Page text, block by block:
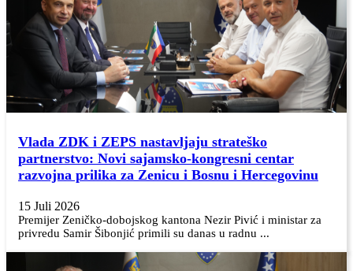
Vlada ZDK i ZEPS nastavljaju strateško
partnerstvo: Novi sajamsko-kongresni centar
razvojna prilika za Zenicu i Bosnu i Hercegovinu
15 Juli 2026
Premijer Zeničko-dobojskog kantona Nezir Pivić i ministar za
privredu Samir Šibonjić primili su danas u radnu ...